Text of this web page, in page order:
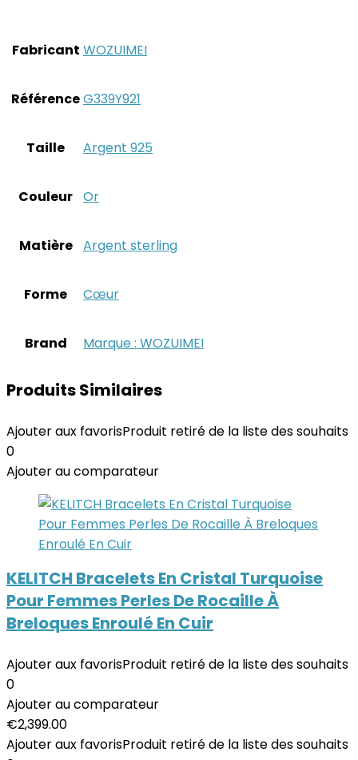
Fabricant ‎WOZUIMEI
Référence‎G339Y921
Taille ‎Argent 925
Couleur ‎Or
Matière ‎Argent sterling
Forme ‎Cœur
Brand Marque : WOZUIMEI
Produits Similaires
Ajouter aux favorisProduit retiré de la liste des souhaits
0
Ajouter au comparateur
KELITCH Bracelets En Cristal Turquoise
Pour Femmes Perles De Rocaille À
Breloques Enroulé En Cuir
Ajouter aux favorisProduit retiré de la liste des souhaits
0
Ajouter au comparateur
€2,399.00
Ajouter aux favorisProduit retiré de la liste des souhaits